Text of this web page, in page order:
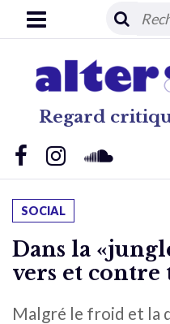
Regard
SOCIAL
Dans la
vers et contre
Malgré le froid et la